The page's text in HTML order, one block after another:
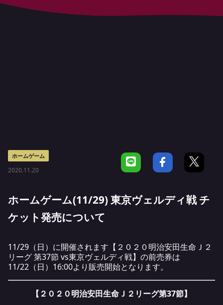
ホームゲーム
2020.11.20
ホームゲーム(11/29) 東京ヴェルディ戦 チ
ケット発売について
11/29（日）に開催されます【２０２０明治安田生命Ｊ２
リーグ 第37節 vs東京ヴェルディ戦】の前売券は
11/22（日）16:00より販売開始となります。
【２０２０明治安田生命Ｊ２リーグ第37節】